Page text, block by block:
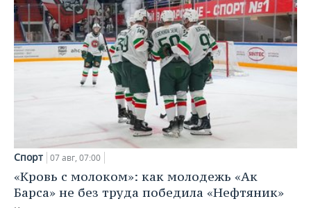
Спорт 07 авг, 07:00
«Кровь с молоком»: как молодежь «Ак
Барса» не без труда победила «Нефтяник»